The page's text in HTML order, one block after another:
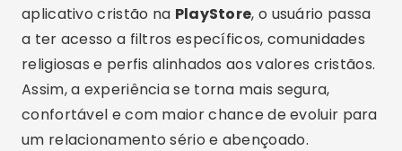
aplicativo cristão na PlayStore, o usuário passa
a ter acesso a filtros específicos, comunidades
religiosas e perfis alinhados aos valores cristãos.
Assim, a experiência se torna mais segura,
confortável e com maior chance de evoluir para
um relacionamento sério e abençoado.